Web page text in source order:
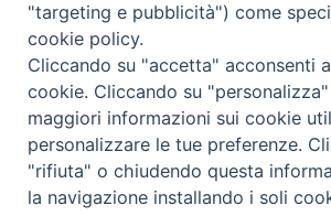
WEBMAIL
RENDICONTO 8X1000
PRIVACY E COOKIE POLICY
"targeting e pubblicità") come
cookie policy.
Cliccando su "accetta" acconsenti
cookie. Cliccando su
maggiori informazioni sui cookie
personalizzare le tue preferenze.
"rifiuta" o chiudendo questa
la navigazione installando i soli